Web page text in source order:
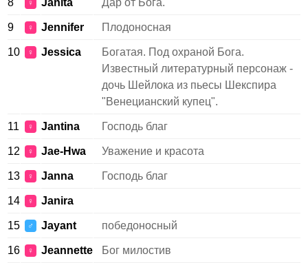
8 ♀ Janita Дар от Бога.
9 ♀ Jennifer Плодоносная
10 ♀ Jessica
Богатая. Под охраной Бога.
Известный литературный персонаж -
дочь Шейлока из пьесы Шекспира
"Венецианский купец".
11 ♀ Jantina Господь благ
12 ♀ Jae-Hwa Уважение и красота
13 ♀ Janna Господь благ
14 ♀ Janira
15 ♂ Jayant победоносный
16 ♀ Jeannette Бог милостив